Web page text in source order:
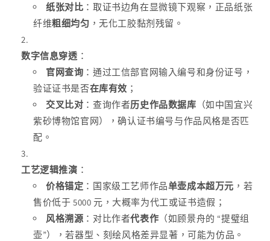
纸张对比 ：取证书边角在显微镜下观察，正品纸张
纤维粗细均匀 ，无化工胶黏剂残留。
数字信息穿透 ：
官网查询 ：通过工信部官网输入编号和身份证号，
验证证书是否在库有效 ；
交叉比对 ：查询作者历史作品数据库 （如中国宜兴
紫砂博物馆官网），确认证书编号与作品风格是否匹
配。
工艺逻辑推演 ：
价格锚定 ：国家级工艺师作品单壶成本超万元 ，若
售价低于 5000 元，大概率为代工或证书造假；
风格溯源 ：对比作者代表作 （如顾景舟的 “提璧组
壶”），若器型、刻绘风格差异显著，可能为仿品。